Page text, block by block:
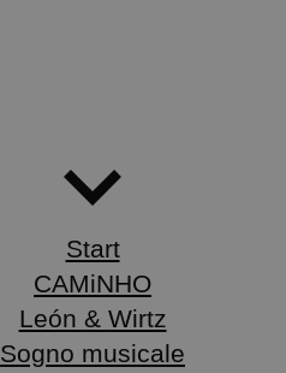
Start
CAMiNHO
León & Wirtz
Sogno musicale